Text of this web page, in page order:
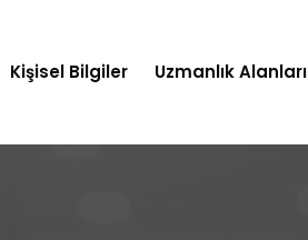
Kişisel Bilgiler Uzmanlık Alanları